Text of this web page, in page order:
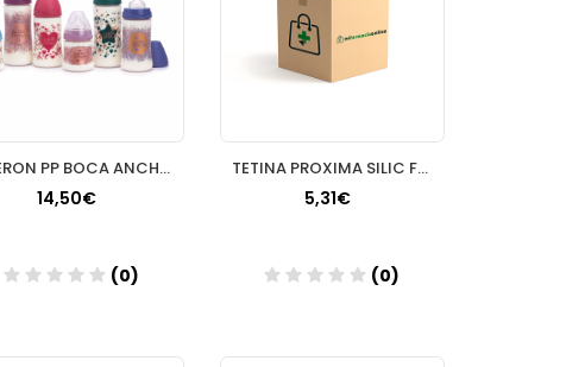
BIBERON PP BOCA ANCHA T SILICONA SUAVINEX PREMIU
14,50€
(0)
TETINA PROXIMA SILIC FLU MED 0
5,31€
(0)